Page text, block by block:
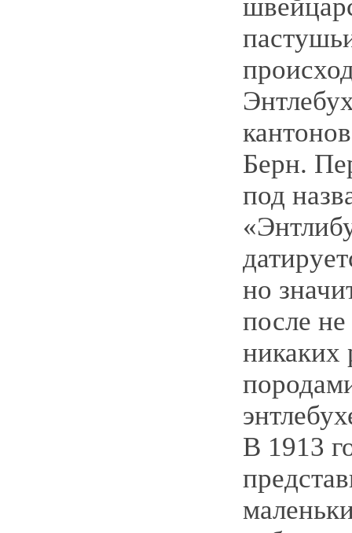
Берн.
под
но
после не
никаких
В 1913